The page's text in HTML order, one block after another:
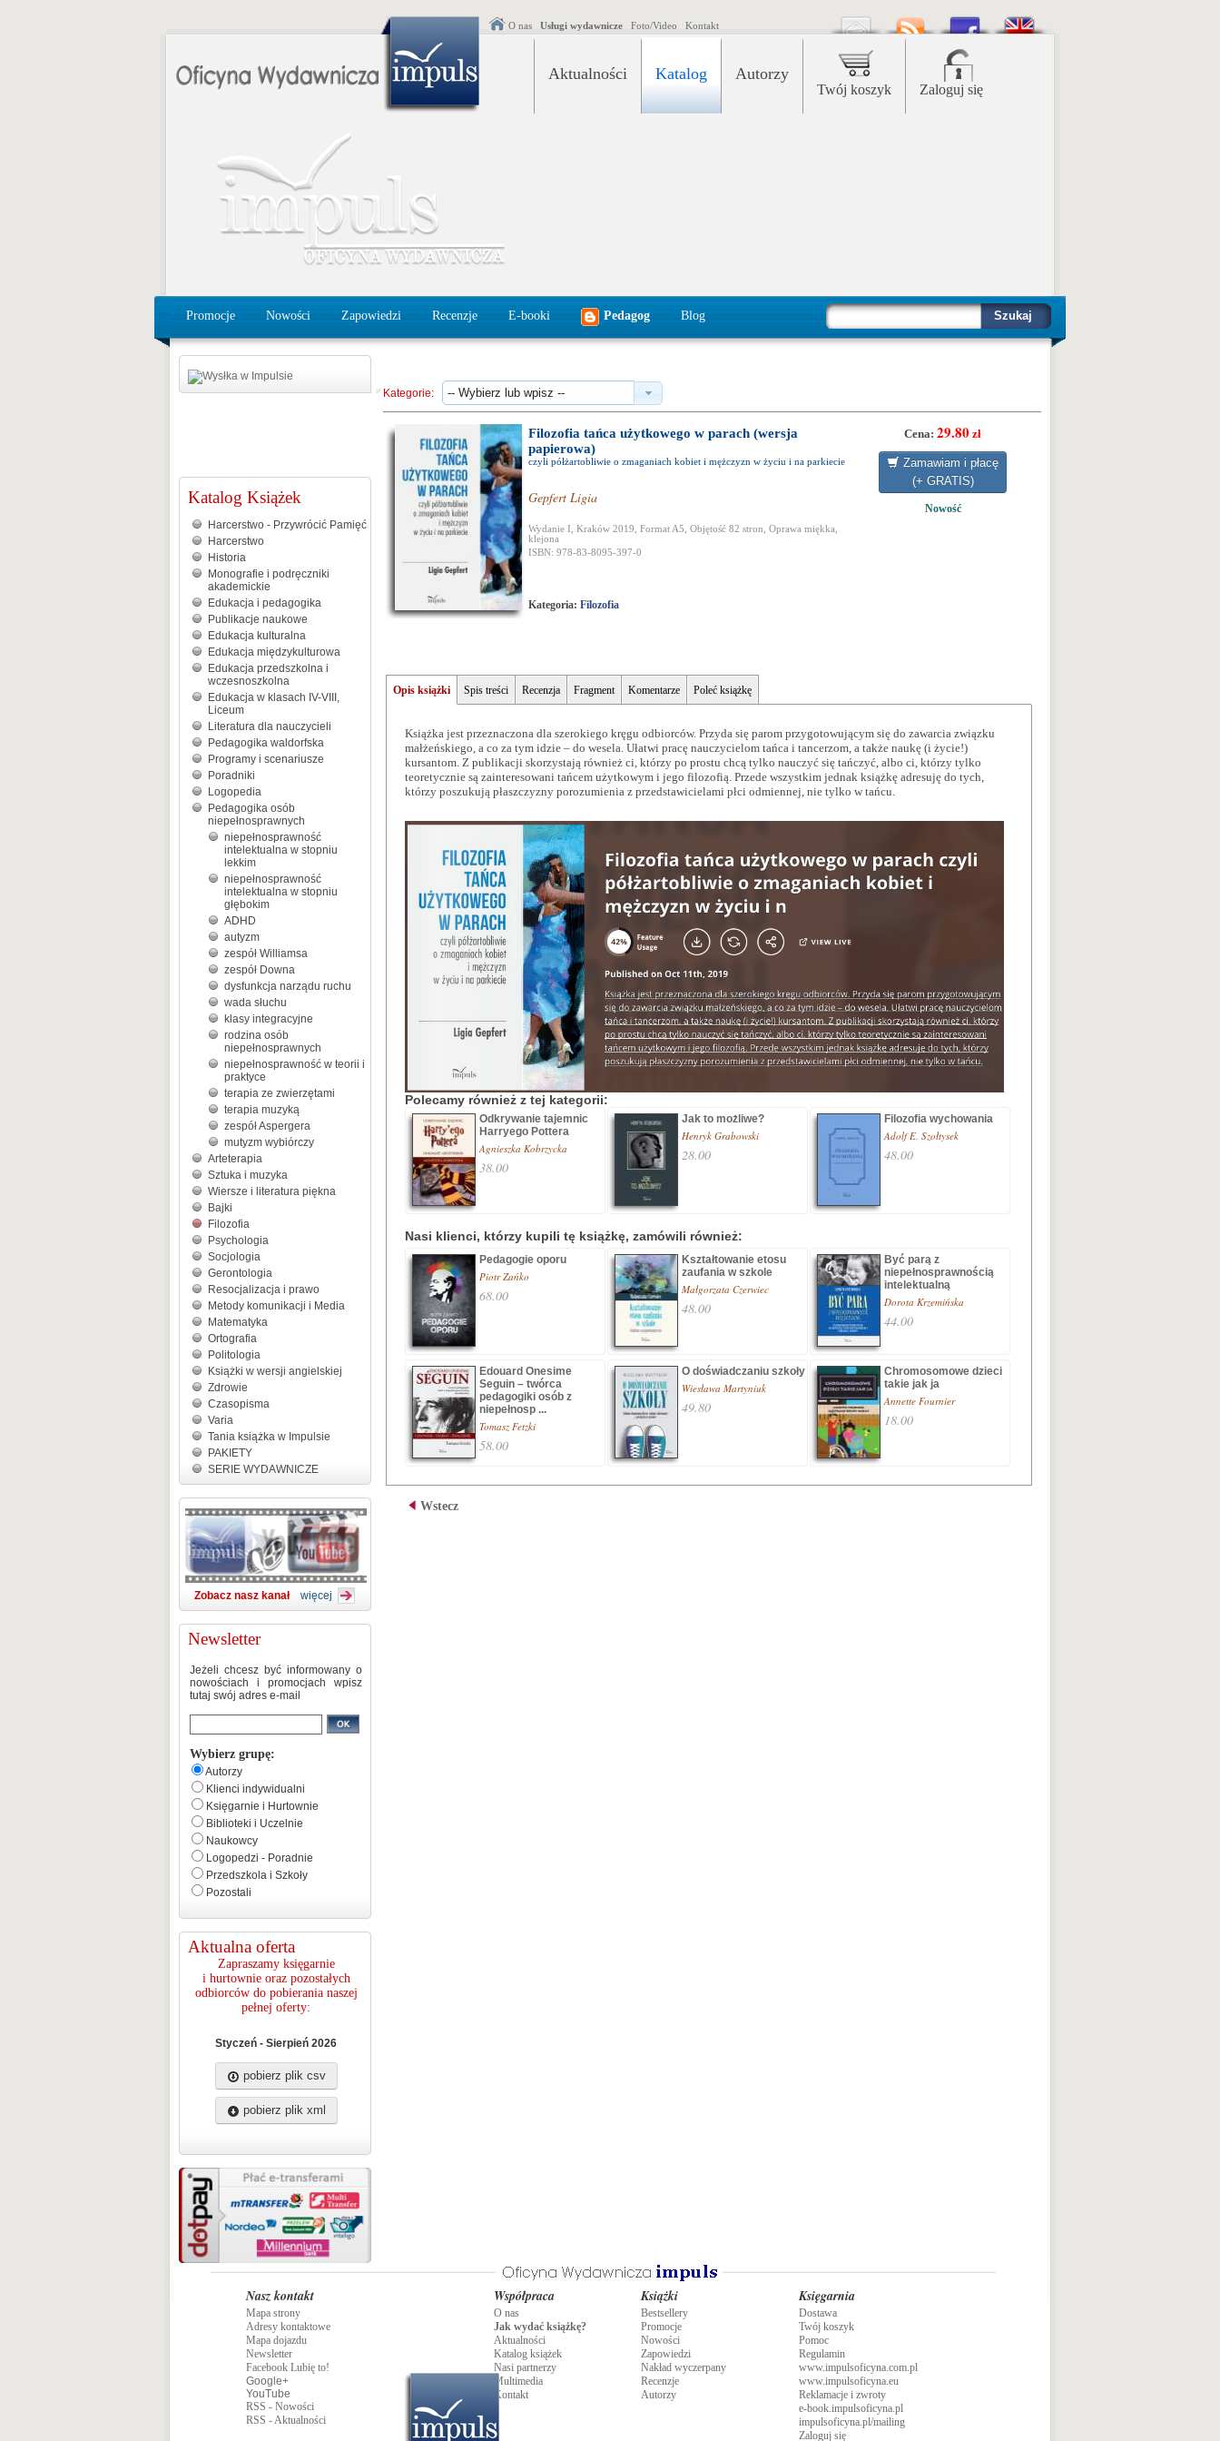
O nas Usługi wydawnicze Foto/Video Kontakt
Aktualności Katalog Autorzy
Twój koszyk Zaloguj się
Szukaj
Promocje Nowości Zapowiedzi Recenzje E-booki Pedagog Blog
Katalog Książek
Harcerstwo - Przywrócić Pamięć
Harcerstwo
Historia
Monografie i podręczniki
akademickie
Edukacja i pedagogika
Publikacje naukowe
Edukacja kulturalna
Edukacja międzykulturowa
Edukacja przedszkolna i
wczesnoszkolna
Edukacja w klasach IV-VIII,
Liceum
Literatura dla nauczycieli
Pedagogika waldorfska
Programy i scenariusze
Poradniki
Logopedia
Pedagogika osób
niepełnosprawnych
niepełnosprawność
intelektualna w stopniu
lekkim
niepełnosprawność
intelektualna w stopniu
głębokim
ADHD
autyzm
zespół Williamsa
zespół Downa
dysfunkcja narządu ruchu
wada słuchu
klasy integracyjne
rodzina osób
niepełnosprawnych
niepełnosprawność w teorii i
praktyce
terapia ze zwierzętami
terapia muzyką
zespół Aspergera
mutyzm wybiórczy
Arteterapia
Sztuka i muzyka
Wiersze i literatura piękna
Bajki
Filozofia
Psychologia
Socjologia
Gerontologia
Resocjalizacja i prawo
Metody komunikacji i Media
Matematyka
Ortografia
Politologia
Książki w wersji angielskiej
Zdrowie
Czasopisma
Varia
Tania książka w Impulsie
PAKIETY
SERIE WYDAWNICZE
Zobacz nasz kanał więcej
Newsletter
Jeżeli chcesz być informowany o
nowościach i promocjach wpisz
tutaj swój adres e-mail
Wybierz grupę:
Autorzy
Klienci indywidualni
Księgarnie i Hurtownie
Biblioteki i Uczelnie
Naukowcy
Logopedzi - Poradnie
Przedszkola i Szkoły
Pozostali
Aktualna oferta
Zapraszamy księgarnie
i hurtownie oraz pozostałych
odbiorców do pobierania naszej
pełnej oferty:
Styczeń - Sierpień 2026
pobierz plik csv
pobierz plik xml
Kategorie:
Filozofia tańca użytkowego w parach (wersja
papierowa)
czyli półżartobliwie o zmaganiach kobiet i mężczyzn w życiu i na parkiecie
Cena: 29.80 zł
Zamawiam i płacę
(+ GRATIS)
Nowość
Gepfert Ligia
Wydanie I, Kraków 2019, Format A5, Objętość 82 stron, Oprawa miękka,
klejona
ISBN: 978-83-8095-397-0
Kategoria: Filozofia
Opis książki Spis treści Recenzja Fragment Komentarze Poleć książkę
Książka jest przeznaczona dla szerokiego kręgu odbiorców. Przyda się parom przygotowującym się do zawarcia związku
małżeńskiego, a co za tym idzie – do wesela. Ułatwi pracę nauczycielom tańca i tancerzom, a także naukę (i życie!)
kursantom. Z publikacji skorzystają również ci, którzy po prostu chcą tylko nauczyć się tańczyć, albo ci, którzy tylko
teoretycznie są zainteresowani tańcem użytkowym i jego filozofią. Przede wszystkim jednak książkę adresuję do tych,
którzy poszukują płaszczyzny porozumienia z przedstawicielami płci odmiennej, nie tylko w tańcu.
Polecamy również z tej kategorii:
Odkrywanie tajemnic
Harryego Pottera
Agnieszka Kobrzycka
38.00
Jak to możliwe?
Henryk Grabowski
28.00
Filozofia wychowania
Adolf E. Szołtysek
48.00
Nasi klienci, którzy kupili tę książkę, zamówili również:
Pedagogie oporu
Piotr Zańko
68.00
Kształtowanie etosu
zaufania w szkole
Małgorzata Czerwiec
48.00
Być parą z
niepełnosprawnością
intelektualną
Dorota Krzemińska
44.00
Edouard Onesime
Seguin – twórca
pedagogiki osób z
niepełnosp ...
Tomasz Fetzki
58.00
O doświadczaniu szkoły
Wiesława Martyniuk
49.80
Chromosomowe dzieci
takie jak ja
Annette Fournier
18.00
Wstecz
Nasz kontakt
Mapa strony
Adresy kontaktowe
Mapa dojazdu
Newsletter
Facebook Lubię to!
Google+
YouTube
RSS - Nowości
RSS - Aktualności
Współpraca
O nas
Jak wydać książkę?
Aktualności
Katalog książek
Nasi partnerzy
Multimedia
Kontakt
Książki
Bestsellery
Promocje
Nowości
Zapowiedzi
Nakład wyczerpany
Recenzje
Autorzy
Księgarnia
Dostawa
Twój koszyk
Pomoc
Regulamin
www.impulsoficyna.com.pl
www.impulsoficyna.eu
Reklamacje i zwroty
e-book.impulsoficyna.pl
impulsoficyna.pl/mailing
Zaloguj się